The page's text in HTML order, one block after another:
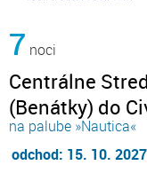
7 noci
Centrálne
(Benátky) do
na palube »Nautica«
odchod: 15. 10. 2027